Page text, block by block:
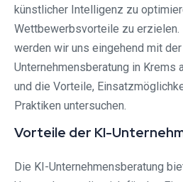
künstlicher Intelligenz zu
Wettbewerbsvorteile zu erzielen.
werden wir uns eingehend mit
Unternehmensberatung in Krems
und die Vorteile,
Praktiken untersuchen.
Vorteile der KI-
Die KI-Unternehmensberatung